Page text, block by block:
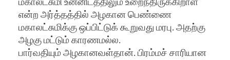
என்ற அர்த்தத்தில் அழகான பெண்ணை
மகாலட்சுமிக்கு ஒப்பிட்டுக் கூறுவது மரபு. அதற்கு
அழகு மட்டும் காரணமல்ல.
பார்வதியும் அழகானவள்தான். பிரம்மச் சாரியான